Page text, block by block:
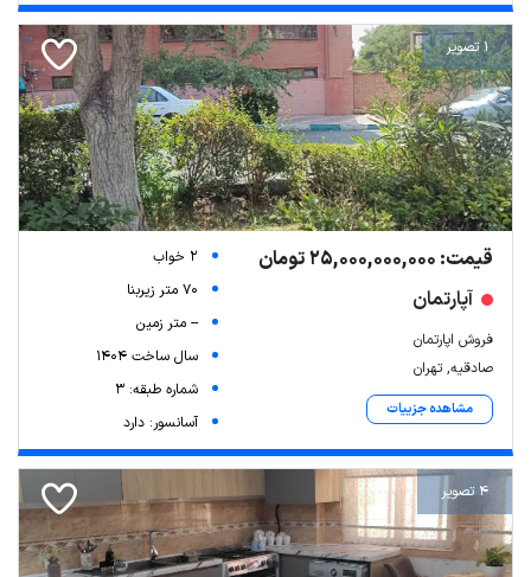
1 تصویر
قیمت: 25,000,000,000 تومان
آپارتمان
فروش اپارتمان
صادقیه, تهران
مشاهده جزییات
2 خواب
70 متر زیربنا
-- متر زمین
سال ساخت 1404
شماره طبقه: 3
آسانسور: دارد
4 تصویر